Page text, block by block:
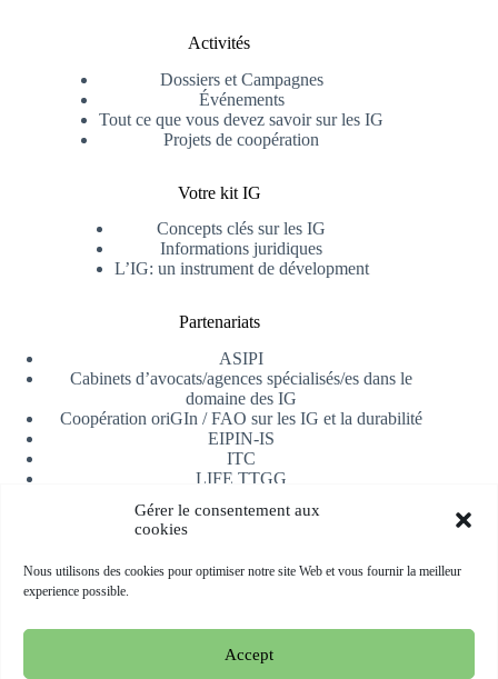
Gérer le consentement aux
cookies
Nous utilisons des cookies pour optimiser notre site Web et vous fournir la meilleur
experience possible.
Accept
Activités
Dossiers et Campagnes
Événements
Tout ce que vous devez savoir sur les IG
Projets de coopération
Votre kit IG
Concepts clés sur les IG
Informations juridiques
L’IG: un instrument de dévelopment
Partenariats
ASIPI
Cabinets d’avocats/agences spécialisés/es dans le
domaine des IG
Coopération oriGIn / FAO sur les IG et la durabilité
EIPIN-IS
ITC
LIFE TTGG
AfrIPI
Recevoir notre newsletter
S'inscrire